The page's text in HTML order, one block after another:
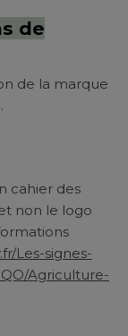
de
de la marque
cahier des
non le logo
Les-signes-
Agriculture-